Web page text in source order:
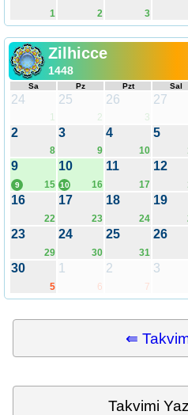
1 2 3
Zilhicce
1448
Sa
Pz Pzt Sal
24
1
25
2
26
3
27
2
8
3
9
4
10
5
9
15
9
10
16
10
11
17
12
16
22
17
23
18
24
19
23
29
24
30
25
31
26
30
5
1
6
2
7
3
⇚
Takvimi